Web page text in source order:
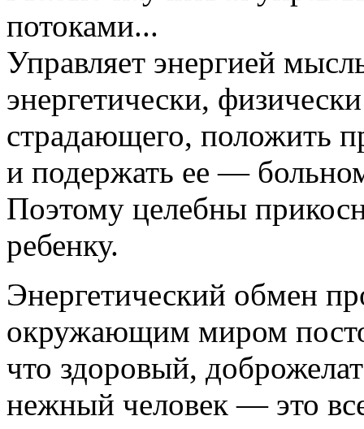
потоками...
Управляет энергией
энергетически,
страдающего, положить
и подержать ее —
Поэтому целебны
ребенку.
Энергетический обмен
окружающим миром
что здоровый,
нежный человек — это